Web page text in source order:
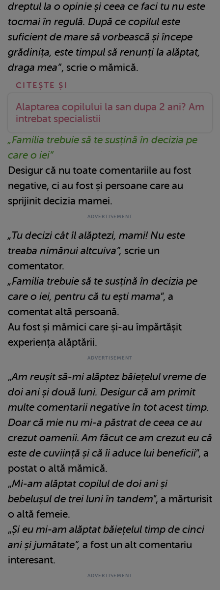
dreptul la o opinie și ceea ce faci tu nu este
tocmai în regulă. După ce copilul este
suficient de mare să vorbească și începe
grădinița, este timpul să renunți la alăptat,
draga mea”, scrie o mămică.
Alaptarea copilului la san dupa 2 ani? Am
intrebat specialistii
„Familia trebuie să te susțină în decizia pe
care o iei”
Desigur că nu toate comentariile au fost
negative, ci au fost și persoane care au
sprijinit decizia mamei.
„Tu decizi cât îl alăptezi, mami! Nu este
treaba nimănui altcuiva”, scrie un
comentator.
„Familia trebuie să te susțină în decizia pe
care o iei, pentru că tu ești mama”, a
comentat altă persoană.
Au fost și mămici care și-au împărtășit
experiența alăptării.
„Am reușit să-mi alăptez băiețelul vreme de
doi ani și două luni. Desigur că am primit
multe comentarii negative în tot acest timp.
Doar că mie nu mi-a păstrat de ceea ce au
crezut oamenii. Am făcut ce am crezut eu că
este de cuviință și că îi aduce lui beneficii”, a
postat o altă mămică.
„Mi-am alăptat copilul de doi ani și
bebelușul de trei luni în tandem”, a mărturisit
o altă femeie.
„Și eu mi-am alăptat băiețelul timp de cinci
ani și jumătate”, a fost un alt comentariu
interesant.